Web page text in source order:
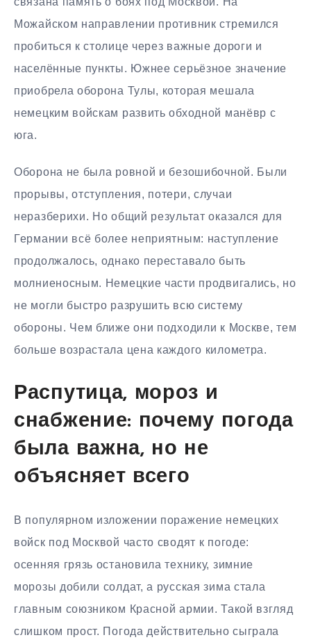
Можайском направлении противник стремился
пробиться к столице через важные дороги и
населённые пункты. Южнее серьёзное значение
приобрела оборона Тулы, которая мешала
немецким войскам развить обходной манёвр с
юга.
Оборона не была ровной и безошибочной. Были
прорывы, отступления, потери, случаи
неразберихи. Но общий результат оказался для
Германии всё более неприятным: наступление
продолжалось, однако переставало быть
молниеносным. Немецкие части продвигались, но
не могли быстро разрушить всю систему
обороны. Чем ближе они подходили к Москве, тем
больше возрастала цена каждого километра.
Распутица, мороз и
снабжение: почему погода
была важна, но не
объясняет всего
В популярном изложении поражение немецких
войск под Москвой часто сводят к погоде:
осенняя грязь остановила технику, зимние
морозы добили солдат, а русская зима стала
главным союзником Красной армии. Такой взгляд
слишком прост. Погода действительно сыграла